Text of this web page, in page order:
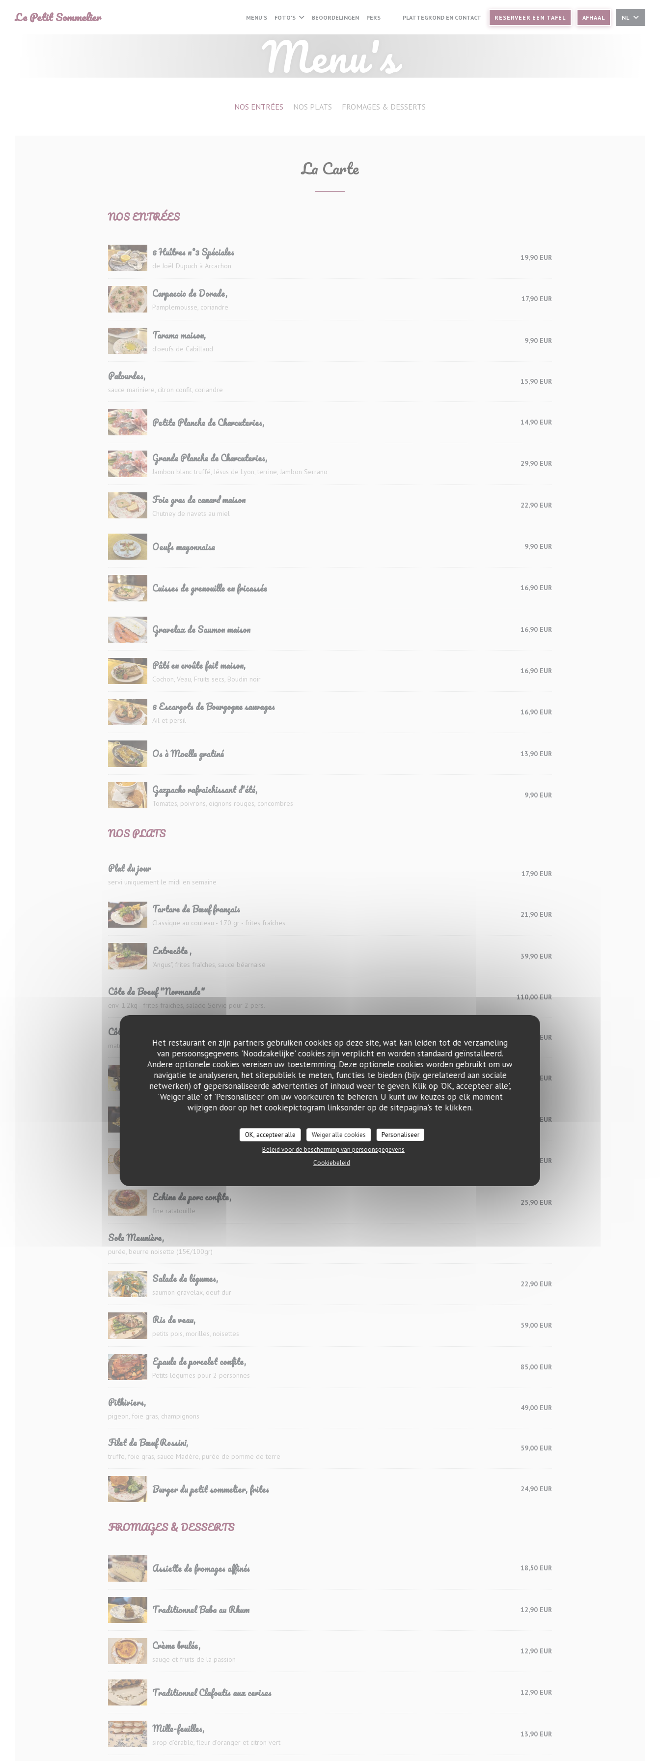
Het restaurant en zijn partners gebruiken cookies op deze site, wat kan leiden tot de verzameling
van persoonsgegevens. 'Noodzakelijke' cookies zijn verplicht en worden standaard geïnstalleerd.
Andere optionele cookies vereisen uw toestemming. Deze optionele cookies worden gebruikt om uw
navigatie te analyseren, het sitepubliek te meten, functies te bieden (bijv. gerelateerd aan sociale
netwerken) of gepersonaliseerde advertenties of inhoud weer te geven. Klik op 'OK, accepteer alle',
'Weiger alle' of 'Personaliseer' om uw voorkeuren te beheren. U kunt uw keuzes op elk moment
wijzigen door op het cookiepictogram linksonder op de sitepagina's te klikken.
OK, accepteer alle Weiger alle cookies
Personaliseer
Beleid voor de bescherming van persoonsgegevens
Cookiebeleid
Le Petit Sommelier MENU'S FOTO'S BEOORDELINGEN PERS
((OPENT IN EEN NIEUW VENSTER))
((OPENT IN EEN NIEUW VENSTER))
PLATTEGROND EN CONTACT RESERVEER EEN TAFEL AFHAAL NL
Menu's
NOS ENTRÉES NOS PLATS FROMAGES & DESSERTS
La Carte
NOS ENTRÉES
6 Huîtres n°3 Spéciales
de Joël Dupuch à Arcachon
19,90 EUR
Carpaccio de Dorade,
Pamplemousse, coriandre
17,90 EUR
Tarama maison,
d'oeufs de Cabillaud
9,90 EUR
Palourdes,
sauce mariniere, citron confit, coriandre
15,90 EUR
Petite Planche de Charcuteries, 14,90 EUR
Grande Planche de Charcuteries,
Jambon blanc truffé, Jésus de Lyon, terrine, Jambon Serrano
29,90 EUR
Foie gras de canard maison
Chutney de navets au miel
22,90 EUR
Oeufs mayonnaise 9,90 EUR
Cuisses de grenouille en fricassée 16,90 EUR
Gravelax de Saumon maison 16,90 EUR
Pâté en croûte fait maison,
Cochon, Veau, Fruits secs, Boudin noir
16,90 EUR
6 Escargots de Bourgogne sauvages
Ail et persil
16,90 EUR
Os à Moelle gratiné 13,90 EUR
Gazpacho rafraichissant d'été,
Tomates, poivrons, oignons rouges, concombres
9,90 EUR
NOS PLATS
Plat du jour
servi uniquement le midi en semaine
17,90 EUR
Tartare de Bœuf français
Classique au couteau - 170 gr - frites fraîches
21,90 EUR
Entrecôte ,
"Angus", frites fraîches, sauce béarnaise
39,90 EUR
Côte de Boeuf "Normande"
env. 1.2kg - frites fraiches, salade Servie pour 2 pers.
110,00 EUR
Côte de Boeuf "Noire de Baltique"
maturation spéciale - env 1,2kg - frites fraiches Servie pour 2 pers.
150,00 EUR
Boeuf Bourguignon "Grande Tradition"
mariné 24h au vin rouge, oignons et lard
25,90 EUR
Vol au vent de volaille,
sauce "Albufera", Champignons
27,90 EUR
29,90 EUR
Echine de porc confite,
fine ratatouille
25,90 EUR
Sole Meunière,
purée, beurre noisette (15€/100gr)
Salade de légumes,
saumon gravelax, oeuf dur
22,90 EUR
Ris de veau,
petits pois, morilles, noisettes
59,00 EUR
Epaule de porcelet confite,
Petits légumes pour 2 personnes
85,00 EUR
Pithiviers,
pigeon, foie gras, champignons
49,00 EUR
Filet de Bœuf Rossini,
truffe, foie gras, sauce Madère, purée de pomme de terre
59,00 EUR
Burger du petit sommelier, frites 24,90 EUR
FROMAGES & DESSERTS
Assiette de fromages affinés 18,50 EUR
Traditionnel Baba au Rhum 12,90 EUR
Crème brulée,
sauge et fruits de la passion
12,90 EUR
Traditionnel Clafoutis aux cerises 12,90 EUR
Mille-feuilles,
sirop d’érable, fleur d’oranger et citron vert
13,90 EUR